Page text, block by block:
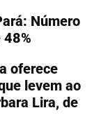
Número
oferece
levem ao
Lira, de